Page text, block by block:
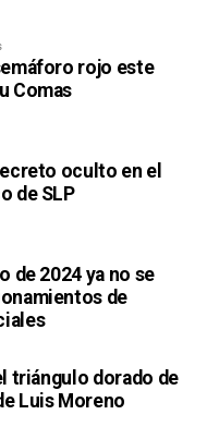
rojo este
Comas
oculto en el
de SLP
de 2024 ya no se
de
triángulo dorado de
Luis Moreno